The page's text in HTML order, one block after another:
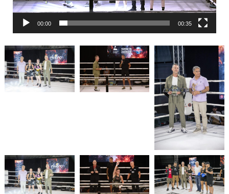
00:00 00:35